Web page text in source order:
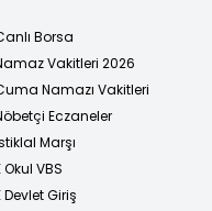
Borsa
Vakitleri 2026
Namazı Vakitleri
Eczaneler
Marşı
Okul VBS
Devlet Giriş